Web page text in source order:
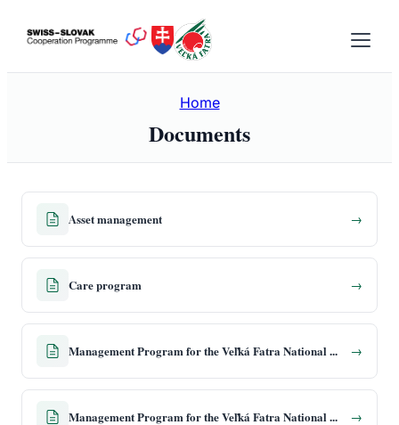
Home
Documents
Asset management →
Care program →
Management Program for the Veľká Fatra National Park and its protection zone version December 8, 2022 →
Management Program for the Veľká Fatra National Park and its protection zone version July 24, 2023 →